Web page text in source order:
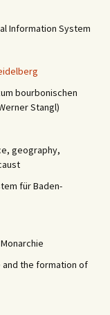
Information System
bourbonischen
Stangl)
geography,
für Baden-
the formation of